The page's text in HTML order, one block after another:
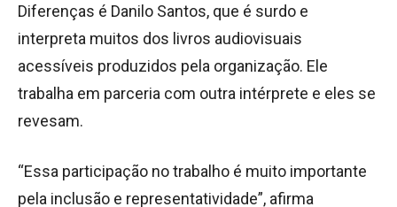
Diferenças é Danilo Santos, que é surdo e
interpreta muitos dos livros audiovisuais
acessíveis produzidos pela organização. Ele
trabalha em parceria com outra intérprete e eles se
revesam.
“Essa participação no trabalho é muito importante
pela inclusão e representatividade”, afirma